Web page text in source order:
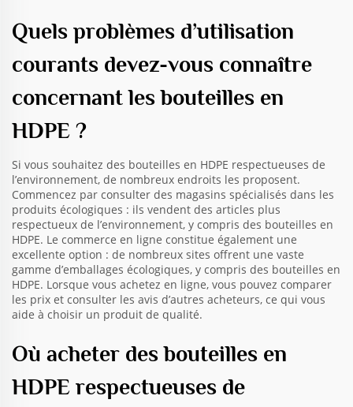
Quels problèmes d’utilisation
courants devez-vous connaître
concernant les bouteilles en
HDPE ?
Si vous souhaitez des bouteilles en HDPE respectueuses de
l’environnement, de nombreux endroits les proposent.
Commencez par consulter des magasins spécialisés dans les
produits écologiques : ils vendent des articles plus
respectueux de l’environnement, y compris des bouteilles en
HDPE. Le commerce en ligne constitue également une
excellente option : de nombreux sites offrent une vaste
gamme d’emballages écologiques, y compris des bouteilles en
HDPE. Lorsque vous achetez en ligne, vous pouvez comparer
les prix et consulter les avis d’autres acheteurs, ce qui vous
aide à choisir un produit de qualité.
Où acheter des bouteilles en
HDPE respectueuses de